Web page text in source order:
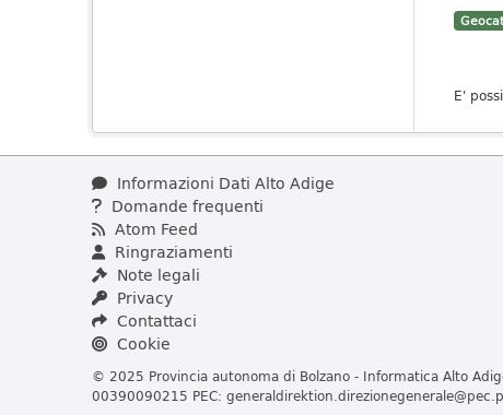
E'
Informazioni Dati Alto Adige
Domande frequenti
Atom Feed
Ringraziamenti
Note legali
Privacy
Contattaci
Cookie
© 2025 Provincia autonoma di Bolzano - Informatica Alto
00390090215 PEC: